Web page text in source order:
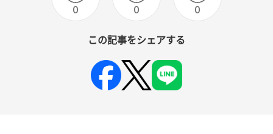
0 0 0
この記事をシェアする